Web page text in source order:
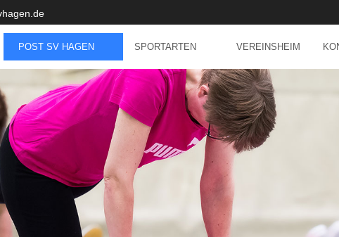
POST SV HAGEN SPORTARTEN VEREINSHEIM